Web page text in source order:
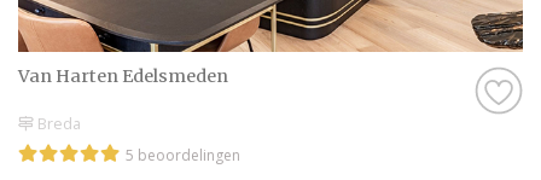
Van Harten Edelsmeden
Breda
5 beoordelingen